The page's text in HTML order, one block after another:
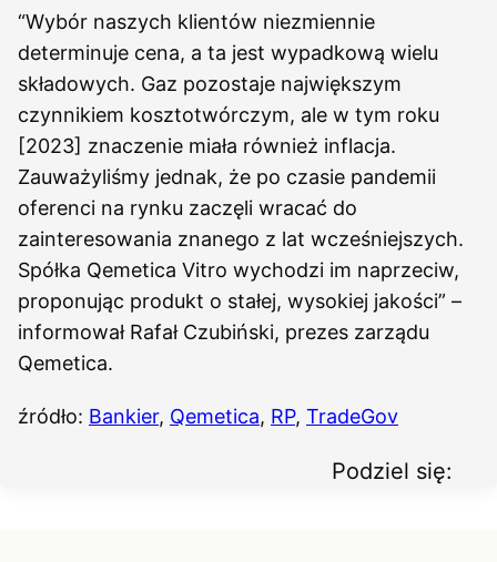
“Wybór naszych klientów niezmiennie
determinuje cena, a ta jest wypadkową wielu
składowych. Gaz pozostaje największym
czynnikiem kosztotwórczym, ale w tym roku
[2023] znaczenie miała również inflacja.
Zauważyliśmy jednak, że po czasie pandemii
oferenci na rynku zaczęli wracać do
zainteresowania znanego z lat wcześniejszych.
Spółka Qemetica Vitro wychodzi im naprzeciw,
proponując produkt o stałej, wysokiej jakości” –
informował Rafał Czubiński, prezes zarządu
Qemetica.
źródło: Bankier, Qemetica, RP, TradeGov
Podziel się: